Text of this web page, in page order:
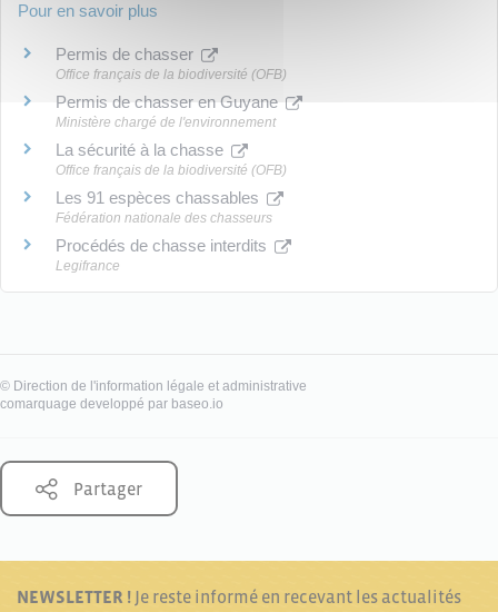
Pour en savoir plus
Permis de chasser
Office français de la biodiversité (OFB)
Permis de chasser en Guyane
Ministère chargé de l'environnement
La sécurité à la chasse
Office français de la biodiversité (OFB)
Les 91 espèces chassables
Fédération nationale des chasseurs
Procédés de chasse interdits
Legifrance
© Direction de l'information légale et administrative
comarquage developpé par baseo.io
Partager
NEWSLETTER ! Je reste informé en recevant les actualités